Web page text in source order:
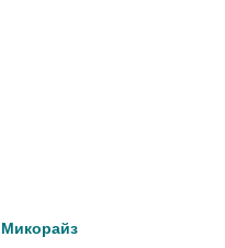
Микорайз